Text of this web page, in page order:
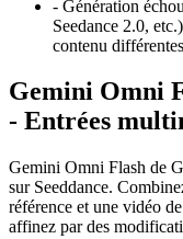
- Génération
Seedance 2.0,
contenu différentes
Gemini Omni
- Entrées
Gemini Omni Flash de
sur Seeddance.
référence et une vidéo
affinez par des